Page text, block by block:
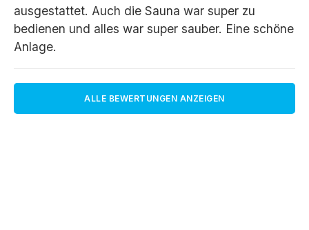
ausgestattet. Auch die Sauna war super zu
bedienen und alles war super sauber. Eine schöne
Anlage.
ALLE BEWERTUNGEN ANZEIGEN